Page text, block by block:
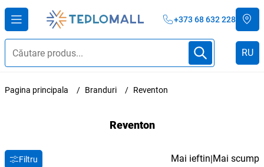
+373 68 632 228
RU
Pagina principala Branduri Reventon
Reventon
Filtru Mai ieftin|Mai scump